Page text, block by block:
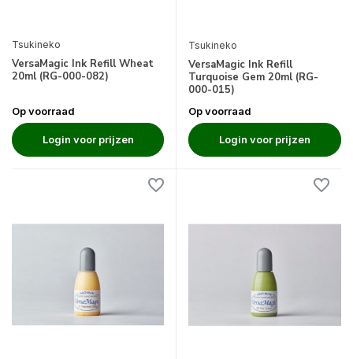
Tsukineko
VersaMagic Ink Refill Wheat
20ml (RG-000-082)
Op voorraad
Login voor prijzen
Tsukineko
VersaMagic Ink Refill
Turquoise Gem 20ml (RG-
000-015)
Op voorraad
Login voor prijzen